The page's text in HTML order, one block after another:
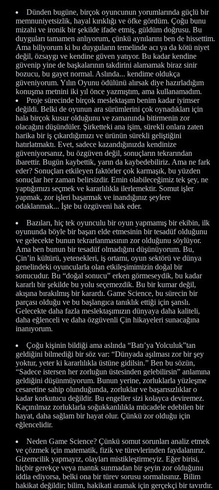
Dünden bugüne, birçok oyuncunun yorumlarında güçlü bir
memnuniyetsizlik, hayal kırıklığı ve öfke gördüm. Çoğu bunu
mizahi ve ironik bir şekilde ifade etmiş, güldüm doğrusu. Bu
duyguları tamamen anlıyorum, çünkü aynılarını ben de hissettim.
Ama biliyorum ki bu duyguların temelinde acı ya da kötü niyet
değil, özsaygı ve kendine güven yatıyor. Bu kadar kendine
güvenip yine de başkalarının takdirini alamamak biraz sinir
bozucu, bu gayet normal. Aslında... kendime oldukça
güveniyorum. Yılın Oyunu ödülünü alırsak diye hazırladığım
konuşma metnini iki yıl önce yazmıştım, ama kullanamadım.
Proje sürecinde birçok meslektaşım benim kadar iyimser
değildi. Belki de oyunun ara sürümlerini çok oynadıkları için
hala birçok kusur olduğunu ve zamanında bitirmenin zor
olacağını düşündüler. Şirketteki ana işim, sürekli onlara zaten
harika bir iş çıkardığımızı ve ürünün sürekli geliştiğini
hatırlatmaktı. Evet, sadece kazandığınızda kendinize
güveniyorsanız, bu özgüven değil, sonuçların tekrarından
ibarettir. Bugün kaybettik, yarın da kaybedebiliriz. Ama ne fark
eder? Sonuçları etkileyen faktörler çok karmaşık, bu yüzden
sonuçlar her zaman belirsizdir. Emin olabileceğimiz tek şey, ne
yaptığımızı seçmek ve kararlılıkla ilerlemektir. Somut işler
yapmak, zor işleri başarmak ve inandığınız şeylere
odaklanmak... İşte bu özgüveni hak eder.
Bazıları, hiç tek oyunculu bir oyun yapmamış bir ekibin, ilk
oyununda böyle bir başarı elde etmesinin bir tesadüf olduğunu
ve gelecekte bunun tekrarlanmasının zor olduğunu söylüyor.
Ama ben bunun bir tesadüf olmadığını düşünüyorum. Bu,
Çin’in kültürü, yetenekleri, iş ortamı, oyun sektörü ve dünya
genelindeki oyuncularla olan etkileşimimizin doğal bir
sonucudur. Bu “doğal sonucu” erken görmeseydik, bu kadar
kararlı bir şekilde bu yolu seçemezdik. Bu bir kumar değil,
akışına bırakılmış bir karardı. Game Science, bu sürecin bir
parçası olduğu ve bu başlangıca tanıklık ettiği için şanslı.
Gelecekte daha fazla meslektaşımızın dünyaya daha kaliteli,
daha eğlenceli ve daha özgüvenli Çin hikayeleri sunacağına
inanıyorum.
Çoğu kişinin bildiği ama aslında “Batı’ya Yolculuk”tan
geldiğini bilmediği bir söz var: “Dünyada aşılması zor bir şey
yoktur, yeter ki kararlılıkla üstüne gidilsin.” Ben bu sözün,
“Sadece istersen her zorluğun üstesinden gelebilirsin” anlamına
geldiğini düşünmüyorum. Bunun yerine, zorluklarla yüzleşme
cesaretine sahip olunduğunda, zorluklar ve başarısızlıklar o
kadar korkutucu değildir. Bu engeller sizi kolayca deviremez.
Kaçınılmaz zorluklarla soğukkanlılıkla mücadele edebilen bir
hayat, daha sağlam bir hayat olur. Çünkü zor olduğu için
eğlencelidir.
Neden Game Science? Çünkü somut sorunları analiz etmek
ve çözmek için matematik, fizik ve türevlerinden faydalanırız.
Gizemcilik yapmayız, olayları mistikleştirmeyiz. Eğer birisi,
hiçbir gerekçe veya mantık sunmadan bir şeyin zor olduğunu
iddia ediyorsa, belki ona bir türev sorusu sormalısınız. Bilim
hakikat değildir; bilim, hakikati aramak için gerçekçi bir tavırdır.